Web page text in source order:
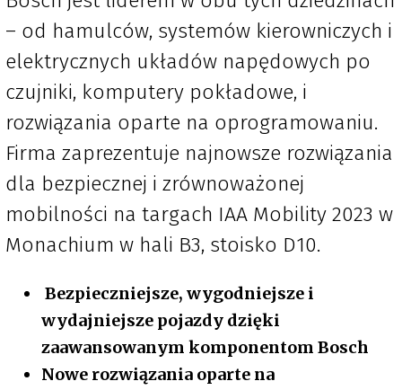
– od hamulców, systemów kierowniczych i
elektrycznych układów napędowych po
czujniki, komputery pokładowe, i
rozwiązania oparte na oprogramowaniu.
Firma zaprezentuje najnowsze rozwiązania
dla bezpiecznej i zrównoważonej
mobilności na targach IAA Mobility 2023 w
Monachium w hali B3, stoisko D10.
Bezpieczniejsze, wygodniejsze i
wydajniejsze pojazdy dzięki
zaawansowanym komponentom Bosch
Nowe rozwiązania oparte na